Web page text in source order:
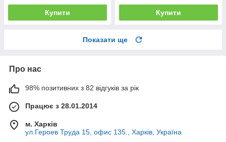
Купити Купити
Показати ще
Про нас
98% позитивних з 82 відгуків за рік
Працює з 28.01.2014
м. Харків
ул.Героев Труда 15, офис 135., Харків, Україна